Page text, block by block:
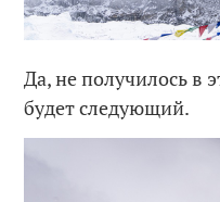
Да, не получилось в
будет следующий.